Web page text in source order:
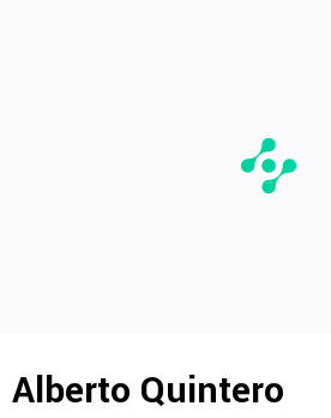
Alberto Quintero